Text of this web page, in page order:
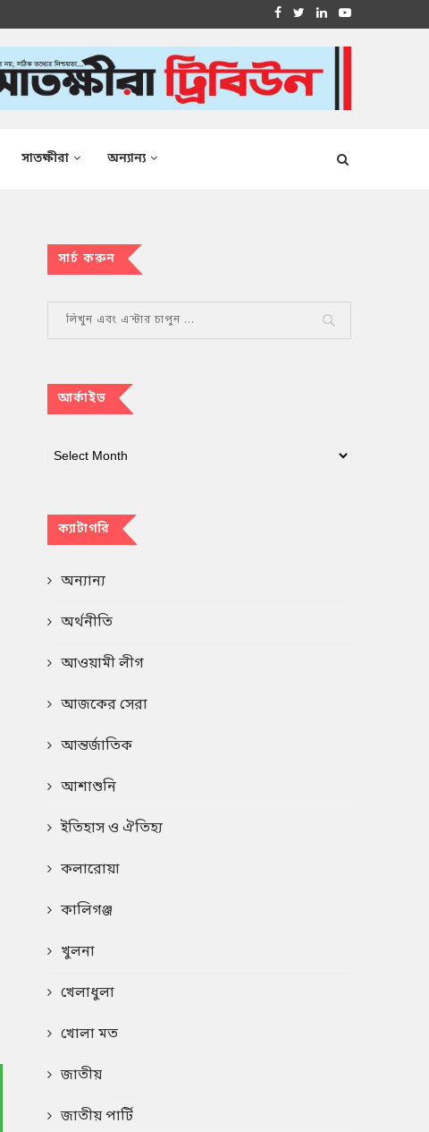
সাতক্ষীরা অন্যান্য
সার্চ করুন
আর্কাইভ
ক্যাটাগরি
অন্যান্য
অর্থনীতি
আওয়ামী লীগ
আজকের সেরা
আন্তর্জাতিক
আশাশুনি
ইতিহাস ও ঐতিহ্য
কলারোয়া
কালিগঞ্জ
খুলনা
খেলাধুলা
খোলা মত
জাতীয়
জাতীয় পার্টি